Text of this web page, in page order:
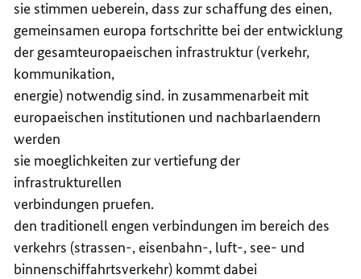
sie stimmen ueberein, dass zur schaffung des einen,
gemeinsamen europa fortschritte bei der entwicklung
der gesamteuropaeischen infrastruktur (verkehr,
kommunikation,
energie) notwendig sind. in zusammenarbeit mit
europaeischen institutionen und nachbarlaendern
werden
sie moeglichkeiten zur vertiefung der
infrastrukturellen
verbindungen pruefen.
den traditionell engen verbindungen im bereich des
verkehrs (strassen-, eisenbahn-, luft-, see- und
binnenschiffahrtsverkehr) kommt dabei